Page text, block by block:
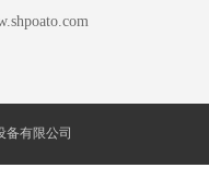
有限公司